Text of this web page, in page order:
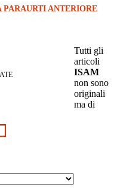
ANTERIORE
Tutti gli
articoli
ISAM
non sono
originali
ma di